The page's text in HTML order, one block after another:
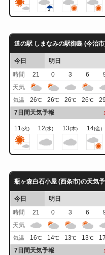
道の駅 しまなみの駅御島 (今治
今日 明日
時間
21 0 3 6
天気
気温 26℃ 26℃ 26℃ 26℃
7日間天気予報
11(火) 12(水) 13(木) 14(金)
瓶ヶ森白石小屋 (西条市)の天気
今日 明日
時間
21 0 3 6
天気
気温 16℃ 14℃ 13℃ 13℃
7日間天気予報